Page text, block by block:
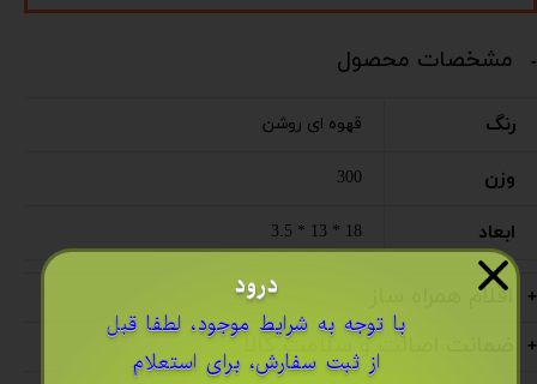
مشخصات محصول
رنگ قهوه ای روشن
وزن 300
ابعاد 18 * 13 * 3.5
اقلام همراه ساز
ضمانت اصالت و سلامت کالا
درود
​با توجه به شرایط موجود، لطفا قبل
از ثبت سفارش، برای استعلام